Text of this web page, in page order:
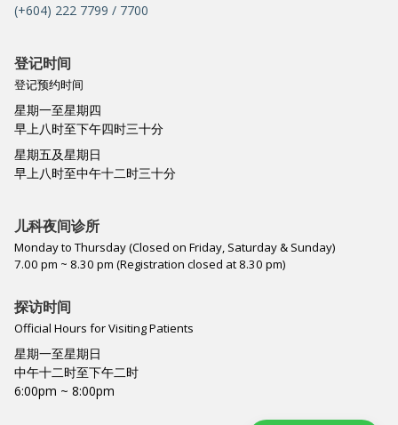
(+604) 222 7799 / 7700
登记时间
登记预约时间
星期一至星期四
早上八时至下午四时三十分
星期五及星期日
早上八时至中午十二时三十分
儿科夜间诊所
Monday to Thursday (Closed on Friday, Saturday & Sunday)
7.00 pm ~ 8.30 pm (Registration closed at 8.30 pm)
探访时间
Official Hours for Visiting Patients
星期一至星期日
中午十二时至下午二时
6:00pm ~ 8:00pm